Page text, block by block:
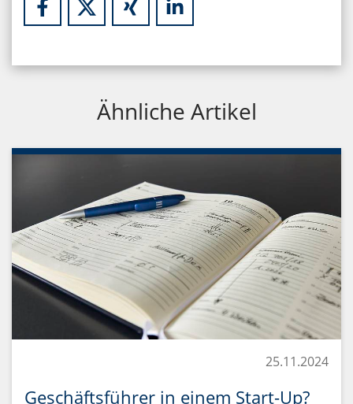
Ähnliche Artikel
25.11.2024
Geschäftsführer in einem Start-Up?